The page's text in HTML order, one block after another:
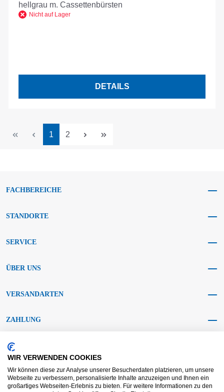
hellgrau m. Cassettenbürsten
Nicht auf Lager
DETAILS
Seite
1 Seite
2
FACHBEREICHE
STANDORTE
SERVICE
ÜBER UNS
VERSANDARTEN
ZAHLUNG
SOCIAL MEDIA
WIR VERWENDEN COOKIES
Wir können diese zur Analyse unserer Besucherdaten platzieren, um unsere
Webseite zu verbessern, personalisierte Inhalte anzuzeigen und Ihnen ein
großartiges Webseiten-Erlebnis zu bieten. Für weitere Informationen zu den